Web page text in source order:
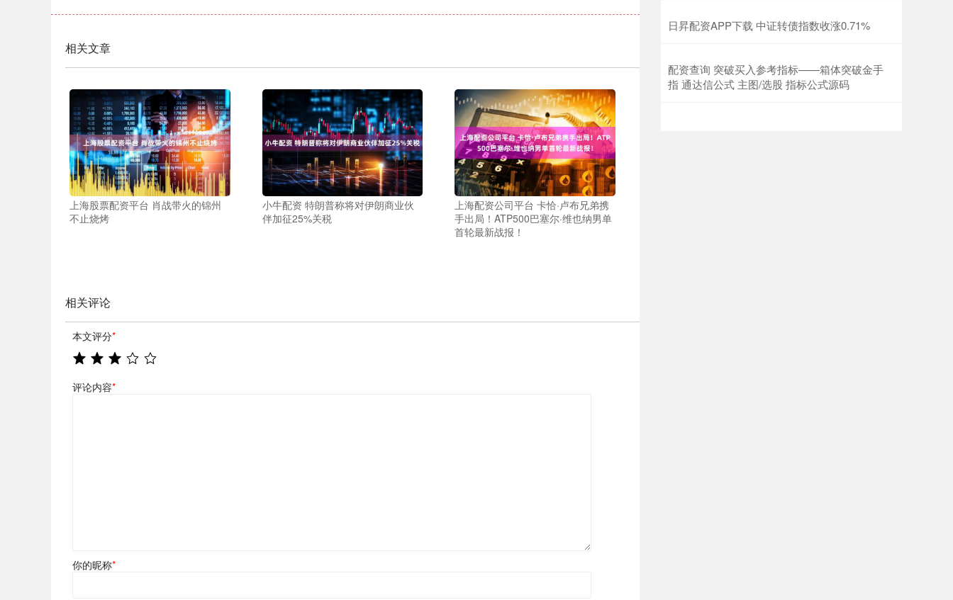
相关文章
上海股票配资平台 肖战带火的锦州
不止烧烤
小牛配资 特朗普称将对伊朗商业伙
伴加征25%关税
上海配资公司平台 卡恰·卢布兄弟携
手出局！ATP500巴塞尔·维也纳男单
首轮最新战报！
相关评论
本文评分*
评论内容*
你的昵称*
日昇配资APP下载 中证转债指数收涨0.71%
配资查询 突破买入参考指标——箱体突破金手
指 通达信公式 主图/选股 指标公式源码